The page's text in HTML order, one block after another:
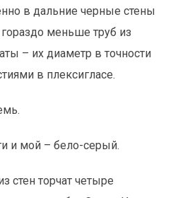
в дальние черные стены
меньше труб из
– их диаметр в точности
в плексигласе.
и мой – бело-серый.
стен торчат четыре